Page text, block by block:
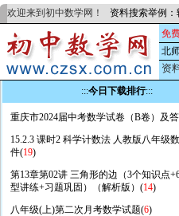
欢迎来到初中数学网！ 资料搜索举例
免
北
资
:::今日下载排行:::
重庆市2024届中考数学试卷（B卷）及
15.2.3 课时2 科学计数法 人教版八年级
件(19)
第13章第02讲 三角形的边（3个知识点
型讲练+习题巩固）（解析版）(14)
八年级(上)第二次月考数学试题(6)